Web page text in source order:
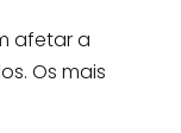
afetar a
Os mais